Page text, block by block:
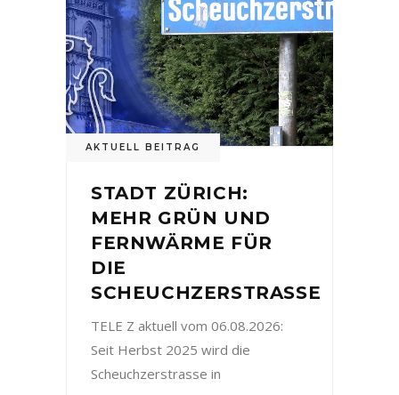
AKTUELL BEITRAG
STADT ZÜRICH:
MEHR GRÜN UND
FERNWÄRME FÜR
DIE
SCHEUCHZERSTRASSE
TELE Z aktuell vom 06.08.2026:
Seit Herbst 2025 wird die
Scheuchzerstrasse in